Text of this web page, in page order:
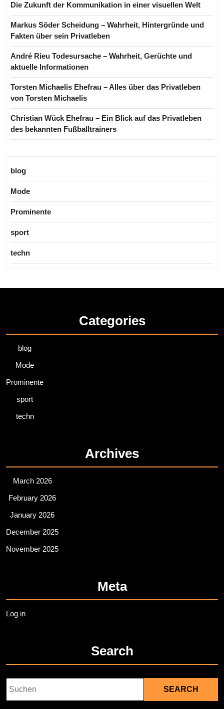
Die Zukunft der Kommunikation in einer visuellen Welt
Markus Söder Scheidung – Wahrheit, Hintergründe und
Fakten über sein Privatleben
André Rieu Todesursache – Wahrheit, Gerüchte und
aktuelle Informationen
Torsten Michaelis Ehefrau – Alles über das Privatleben
von Torsten Michaelis
Christian Wück Ehefrau – Ein Blick auf das Privatleben
des bekannten Fußballtrainers
blog
Mode
Prominente
sport
techn
Categories
blog
Mode
Prominente
sport
techn
Archives
March 2026
February 2026
January 2026
December 2025
November 2025
Meta
Log in
Search